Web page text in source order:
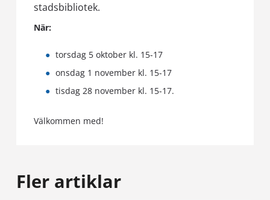
stadsbibliotek.
När:
torsdag 5 oktober kl. 15-17
onsdag 1 november kl. 15-17
tisdag 28 november kl. 15-17.
Välkommen med!
Fler artiklar